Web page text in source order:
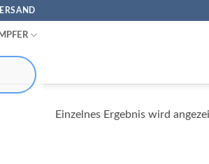
Einzelnes Ergebnis wird